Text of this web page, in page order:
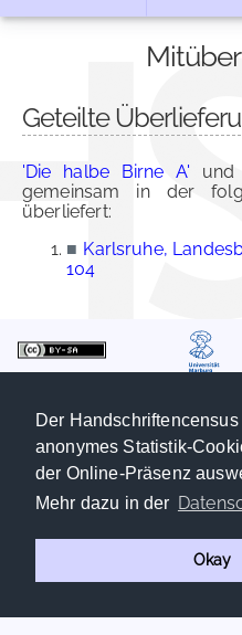
Der
anonymes Statistik-
der Online-Präsenz
Mehr dazu in der
Okay
Geteilte
'Die halbe Birne A' und
gemeinsam in der
überliefert:
■ Karlsruhe,
104